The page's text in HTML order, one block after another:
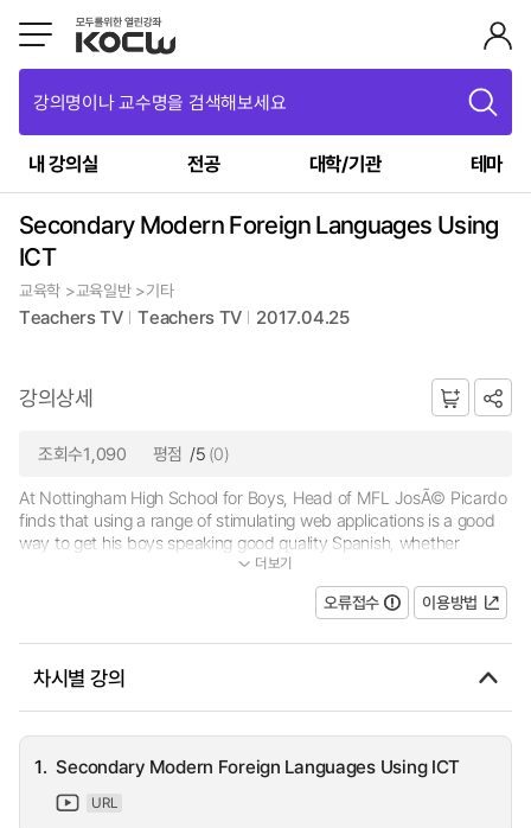
강의명이나 교수명을 검색해보세요
내 강의실 전공 대학/기관 테마
Secondary Modern Foreign Languages Using
ICT
교육학 >교육일반 >기타
Teachers TV Teachers TV 2017.04.25
강의상세
조회수1,090 평점 /5 (0)
At Nottingham High School for Boys, Head of MFL JosÃ© Picardo
finds that using a range of stimulating web applications is a good
way to get his boys speaking good quality Spanish, whether
they've just started the language or are preparing for their GSCE...
더보기
오류접수 이용방법
차시별 강의
1. Secondary Modern Foreign Languages Using ICT
URL